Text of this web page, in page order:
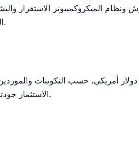
التشغيل سهلاً، حتى للمستخدمين الذين لديهم خبرة فنية محدودة.
الاستثمار جودته العالية ووظائفه المتقدمة، مما يجعله خياراً تنافسيًا في السوق.